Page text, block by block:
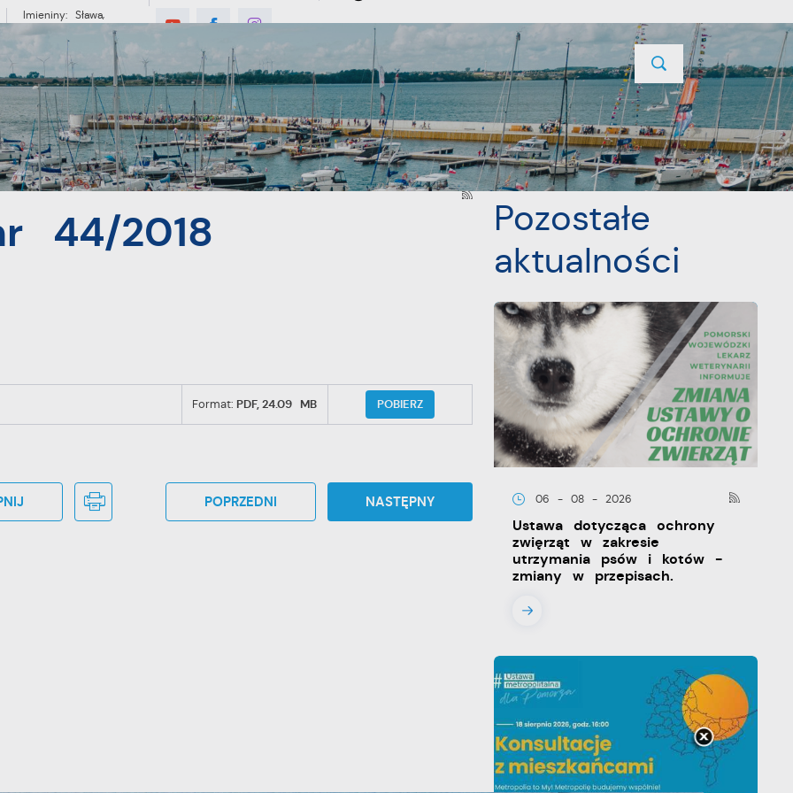
Imieniny: Sława,
Jakub, Stefan
MIESZKANIEC TURYSTYKA INWESTYCJE PROJEKTY UNIJNE KONTAKT
POPRZEDNI NASTĘPNY
44/2018
Format: PDF,24.09 MB POBIERZ
POPRZEDNI NASTĘPNY
Pozostałe
aktualności
06 - 08 - 2026
Ustawa dotycząca ochrony
zwięrząt w zakresie
utrzymania psów i kotów -
zmiany w przepisach.